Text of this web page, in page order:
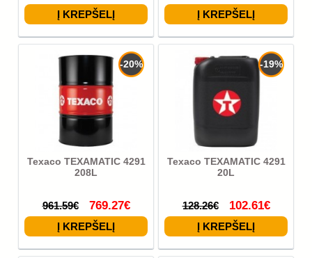
-20%
Texaco TEXAMATIC 4291
208L
961.59€ 769.27€
-19%
Texaco TEXAMATIC 4291
20L
128.26€ 102.61€